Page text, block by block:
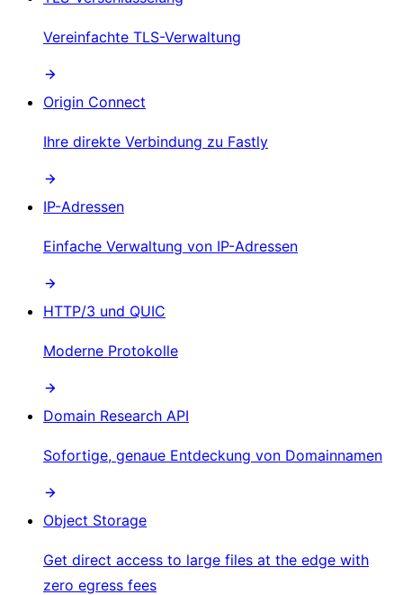
Vereinfachte TLS-Verwaltung
Origin Connect
Ihre direkte Verbindung zu Fastly
IP-Adressen
Einfache Verwaltung von IP-Adressen
HTTP/3 und QUIC
Moderne Protokolle
Domain Research API
Sofortige, genaue Entdeckung von Domainnamen
Object Storage
Get direct access to large files at the edge with
zero egress fees